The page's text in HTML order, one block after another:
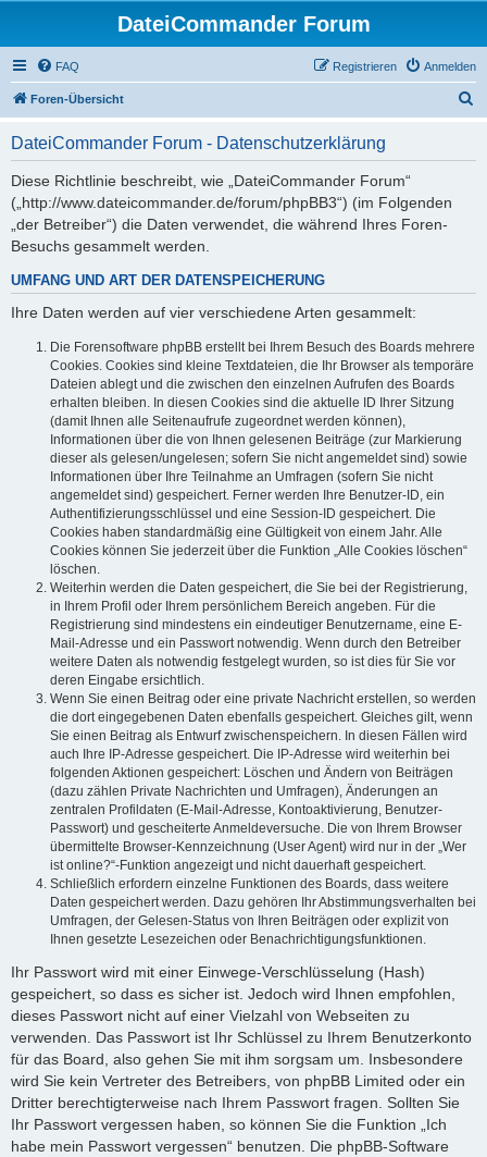
DateiCommander Forum
FAQ Anmelden
Registrieren
Foren-Übersicht
DateiCommander Forum - Datenschutzerklärung
Diese Richtlinie beschreibt, wie „DateiCommander Forum“
(„http://www.dateicommander.de/forum/phpBB3“) (im Folgenden
„der Betreiber“) die Daten verwendet, die während Ihres Foren-
Besuchs gesammelt werden.
UMFANG UND ART DER DATENSPEICHERUNG
Ihre Daten werden auf vier verschiedene Arten gesammelt:
Die Forensoftware phpBB erstellt bei Ihrem Besuch des Boards mehrere
Cookies. Cookies sind kleine Textdateien, die Ihr Browser als temporäre
Dateien ablegt und die zwischen den einzelnen Aufrufen des Boards
erhalten bleiben. In diesen Cookies sind die aktuelle ID Ihrer Sitzung
(damit Ihnen alle Seitenaufrufe zugeordnet werden können),
Informationen über die von Ihnen gelesenen Beiträge (zur Markierung
dieser als gelesen/ungelesen; sofern Sie nicht angemeldet sind) sowie
Informationen über Ihre Teilnahme an Umfragen (sofern Sie nicht
angemeldet sind) gespeichert. Ferner werden Ihre Benutzer-ID, ein
Authentifizierungsschlüssel und eine Session-ID gespeichert. Die
Cookies haben standardmäßig eine Gültigkeit von einem Jahr. Alle
Cookies können Sie jederzeit über die Funktion „Alle Cookies löschen“
löschen.
Weiterhin werden die Daten gespeichert, die Sie bei der Registrierung,
in Ihrem Profil oder Ihrem persönlichem Bereich angeben. Für die
Registrierung sind mindestens ein eindeutiger Benutzername, eine E-
Mail-Adresse und ein Passwort notwendig. Wenn durch den Betreiber
weitere Daten als notwendig festgelegt wurden, so ist dies für Sie vor
deren Eingabe ersichtlich.
Wenn Sie einen Beitrag oder eine private Nachricht erstellen, so werden
die dort eingegebenen Daten ebenfalls gespeichert. Gleiches gilt, wenn
Sie einen Beitrag als Entwurf zwischenspeichern. In diesen Fällen wird
auch Ihre IP-Adresse gespeichert. Die IP-Adresse wird weiterhin bei
folgenden Aktionen gespeichert: Löschen und Ändern von Beiträgen
(dazu zählen Private Nachrichten und Umfragen), Änderungen an
zentralen Profildaten (E-Mail-Adresse, Kontoaktivierung, Benutzer-
Passwort) und gescheiterte Anmeldeversuche. Die von Ihrem Browser
übermittelte Browser-Kennzeichnung (User Agent) wird nur in der „Wer
ist online?“-Funktion angezeigt und nicht dauerhaft gespeichert.
Schließlich erfordern einzelne Funktionen des Boards, dass weitere
Daten gespeichert werden. Dazu gehören Ihr Abstimmungsverhalten bei
Umfragen, der Gelesen-Status von Ihren Beiträgen oder explizit von
Ihnen gesetzte Lesezeichen oder Benachrichtigungsfunktionen.
Ihr Passwort wird mit einer Einwege-Verschlüsselung (Hash)
gespeichert, so dass es sicher ist. Jedoch wird Ihnen empfohlen,
dieses Passwort nicht auf einer Vielzahl von Webseiten zu
verwenden. Das Passwort ist Ihr Schlüssel zu Ihrem Benutzerkonto
für das Board, also gehen Sie mit ihm sorgsam um. Insbesondere
wird Sie kein Vertreter des Betreibers, von phpBB Limited oder ein
Dritter berechtigterweise nach Ihrem Passwort fragen. Sollten Sie
Ihr Passwort vergessen haben, so können Sie die Funktion „Ich
habe mein Passwort vergessen“ benutzen. Die phpBB-Software